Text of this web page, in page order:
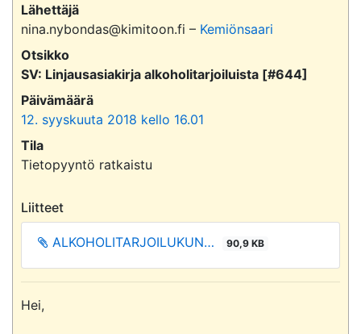
Lähettäjä
nina.nybondas@kimitoon.fi – Kemiönsaari
Otsikko
SV: Linjausasiakirja alkoholitarjoiluista [#644]
Päivämäärä
12. syyskuuta 2018 kello 16.01
Tila
Tietopyyntö ratkaistu
Liitteet
ALKOHOLITARJOILUKUN… 90,9 KB
Hei,